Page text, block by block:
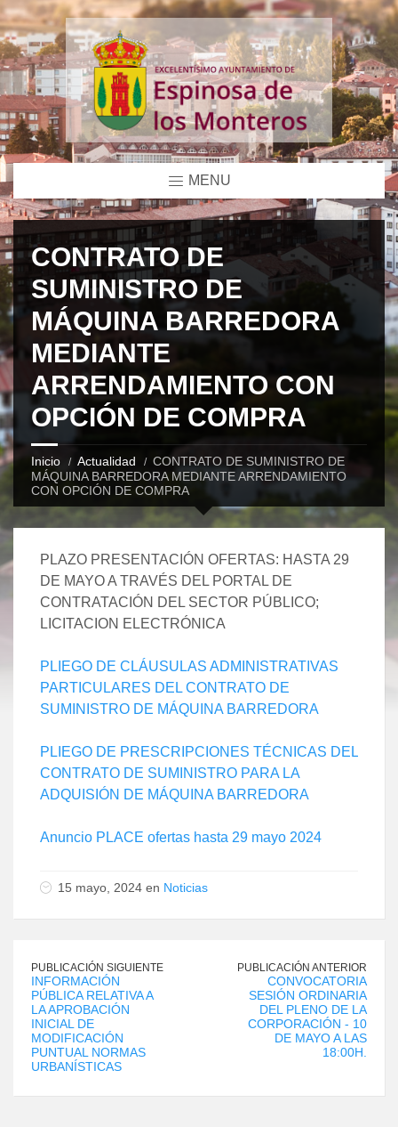
MENU
CONTRATO DE
SUMINISTRO DE
MÁQUINA BARREDORA
MEDIANTE
ARRENDAMIENTO CON
OPCIÓN DE COMPRA
Inicio Actualidad
CONTRATO DE SUMINISTRO DE
MÁQUINA BARREDORA MEDIANTE ARRENDAMIENTO
CON OPCIÓN DE COMPRA
PLAZO PRESENTACIÓN OFERTAS: HASTA 29
DE MAYO A TRAVÉS DEL PORTAL DE
CONTRATACIÓN DEL SECTOR PÚBLICO;
LICITACION ELECTRÓNICA
PLIEGO DE CLÁUSULAS ADMINISTRATIVAS
PARTICULARES DEL CONTRATO DE
SUMINISTRO DE MÁQUINA BARREDORA
PLIEGO DE PRESCRIPCIONES TÉCNICAS DEL
CONTRATO DE SUMINISTRO PARA LA
ADQUISIÓN DE MÁQUINA BARREDORA
Anuncio PLACE ofertas hasta 29 mayo 2024
15 mayo, 2024 en Noticias
PUBLICACIÓN SIGUIENTE
INFORMACIÓN
PÚBLICA RELATIVA A
LA APROBACIÓN
INICIAL DE
MODIFICACIÓN
PUNTUAL NORMAS
URBANÍSTICAS
PUBLICACIÓN ANTERIOR
CONVOCATORIA
SESIÓN ORDINARIA
DEL PLENO DE LA
CORPORACIÓN - 10
DE MAYO A LAS
18:00H.